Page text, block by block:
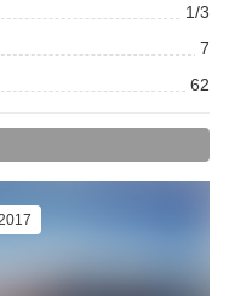
1/3
7
62